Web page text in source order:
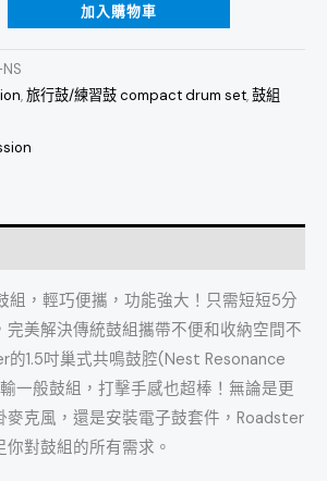
加入購物車
,旅行鼓/練習鼓 compact drum set,鼓組
，輕巧便攜，功能強大！ 只需短短5分
完美解決傳統鼓組攜帶不便和收納空間不
的1.5吋巢式共鳴鼓腔(Nest Resonance
一般鼓組，打擊手感也超棒！ 無論是更
克風，還是安裝電子鼓套件， Roadster
對鼓組的所有需求。